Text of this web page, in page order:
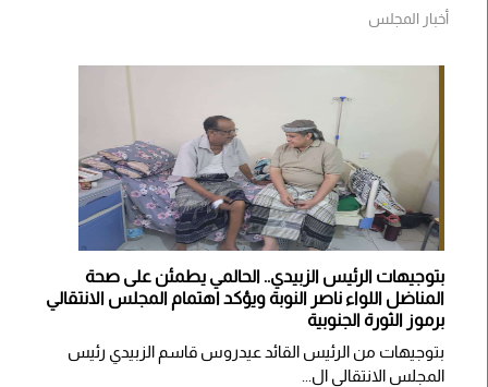
أخبار المجلس
بتوجيهات الرئيس الزبيدي.. الحالمي يطمئن على صحة
المناضل اللواء ناصر النوبة ويؤكد اهتمام المجلس الانتقالي
برموز الثورة الجنوبية
بتوجيهات من الرئيس القائد عيدروس قاسم الزبيدي رئيس
المجلس الانتقالي ال...